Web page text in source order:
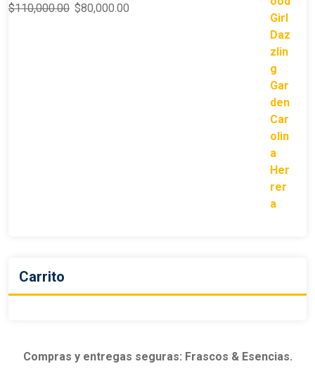
$110,000.00 $80,000.00
Carrito
Compras y entregas seguras: Frascos & Esencias.